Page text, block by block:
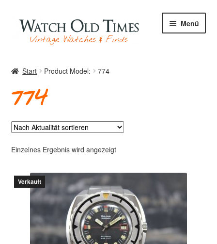
Zur
Navigation
springen
Zum
Inhalt
springen
Menü
Uhren
Archiv
Über mich
Start Product Model: 774
774
Einzelnes Ergebnis wird angezeigt
Verkauft